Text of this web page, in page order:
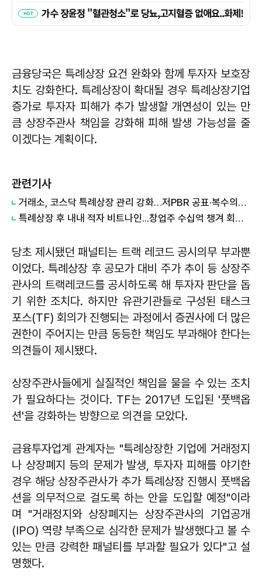
금융당국은 특례상장 요건 완화와 함께 투자자 보호장
치도 강화한다. 특례상장이 확대될 경우 특례상장기업
증가로 투자자 피해가 추가 발생할 개연성이 있는 만
큼 상장주관사 책임을 강화해 피해 발생 가능성을 줄
이겠다는 계획이다.
관련기사
거래소, 코스닥 특례상장 관리 강화…저PBR 공표·복수의결권 상장 허용
특례상장 후 내내 적자 비트나인...창업주 수십억 챙겨 회사 떠나
당초 제시됐던 패널티는 트랙 레코드 공시의무 부과뿐
이었다. 특례상장 후 공모가 대비 주가 추이 등 상장주
관사의 트랙레코드를 공시하도록 해 투자자 판단을 돕
기 위한 조치다. 하지만 유관기관들로 구성된 태스크
포스(TF) 회의가 진행되는 과정에서 증권사에 더 많은
권한이 주어지는 만큼 동등한 책임도 부과해야 한다는
의견들이 제시됐다.
상장주관사들에게 실질적인 책임을 물을 수 있는 조치
가 필요하다는 것이다. TF는 2017년 도입된 '풋백옵
션'을 강화하는 방향으로 의견을 모았다.
금융투자업계 관계자는 "특례상장한 기업에 거래정지
나 상장폐지 등의 문제가 발생, 투자자 피해를 야기한
경우 해당 상장주관사가 추가 특례상장 진행시 풋백옵
션을 의무적으로 걸도록 하는 안을 도입할 예정"이라
며 "거래정지와 상장폐지는 상장주관사의 기업공개
(IPO) 역량 부족으로 심각한 문제가 발생했다고 볼 수
있는 만큼 강력한 패널티를 부과할 필요가 있다"고 설
명했다.